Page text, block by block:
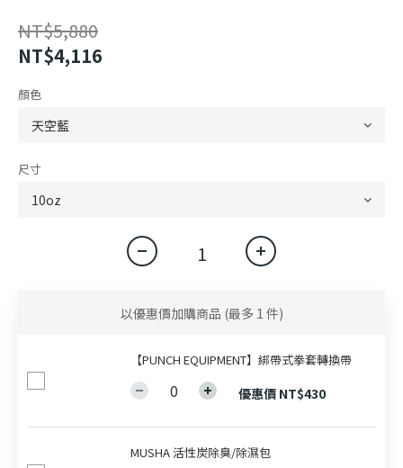
NT$5,880
NT$4,116
顏色
尺寸
以優惠價加購商品 (最多 1 件)
【PUNCH EQUIPMENT】綁帶式拳套轉換帶
優惠價 NT$430
MUSHA 活性炭除臭/除濕包